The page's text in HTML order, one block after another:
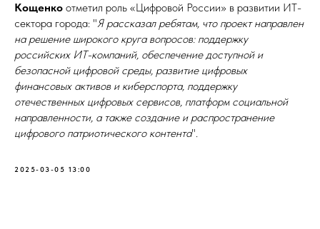
Кощенко отметил роль «Цифровой России» в развитии ИТ-
сектора города: "Я рассказал ребятам, что проект направлен
на решение широкого круга вопросов: поддержку
российских ИТ-компаний, обеспечение доступной и
безопасной цифровой среды, развитие цифровых
финансовых активов и киберспорта, поддержку
отечественных цифровых сервисов, платформ социальной
направленности, а также создание и распространение
цифрового патриотического контента".
2025-03-05 13:00